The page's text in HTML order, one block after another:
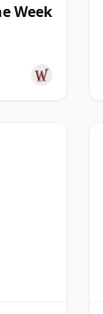
Week